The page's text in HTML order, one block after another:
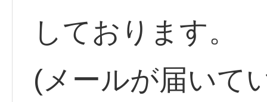
しております。
(メールが届いて